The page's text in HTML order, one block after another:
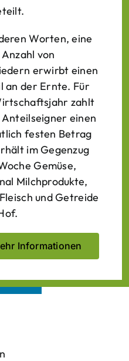
Worten, eine
von
erwirbt einen
an der Ernte. Für
zahlt
einen
festen Betrag
im Gegenzug
Gemüse,
Milchprodukte,
und Getreide
Informationen